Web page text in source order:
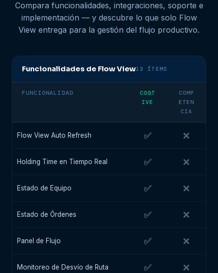
Compara funcionalidades, integraciones, soporte e
implementación — y descubre lo que solo Flow
View entrega para la gestión del flujo productivo.
Funcionalidades de Flow View13 ÍTEMS
FUNCIONALIDAD
COGT
IVE
COMP
ETEN
CIA
Flow View Auto Refresh ✅ ❌
Holding Time en Tiempo Real ✅ ❌
Estado de Equipo ✅ ❌
Estado de Órdenes ✅ ❌
Panel de Flujo ✅ ❌
Monitoreo de Desvío de Ruta ✅ ❌